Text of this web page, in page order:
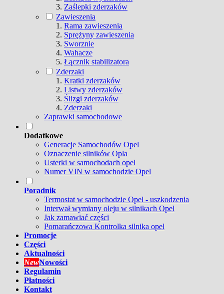
Zaślepki zderzaków
Zawieszenia
Rama zawieszenia
Sprężyny zawieszenia
Sworznie
Wahacze
Łącznik stabilizatora
Zderzaki
Kratki zderzaków
Listwy zderzaków
Ślizgi zderzaków
Zderzaki
Zaprawki samochodowe
Dodatkowe
Generacje Samochodów Opel
Oznaczenie silników Opla
Usterki w samochodach opel
Numer VIN w samochodzie Opel
Poradnik
Termostat w samochodzie Opel - uszkodzenia
Interwał wymiany oleju w silnikach Opel
Jak zamawiać części
Pomarańczowa Kontrolka silnika opel
Promocje
Części
Aktualności
NewNowości
Regulamin
Płatności
Kontakt